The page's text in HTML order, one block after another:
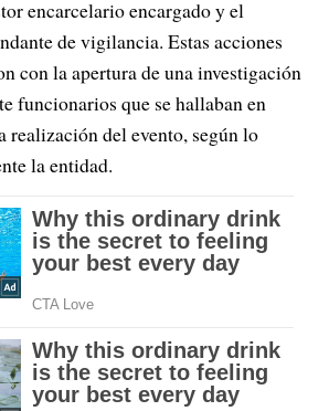
encarcelario encargado y el
de vigilancia. Estas acciones
con la apertura de una investigación
funcionarios que se hallaban en
realización del evento, según lo
la entidad.